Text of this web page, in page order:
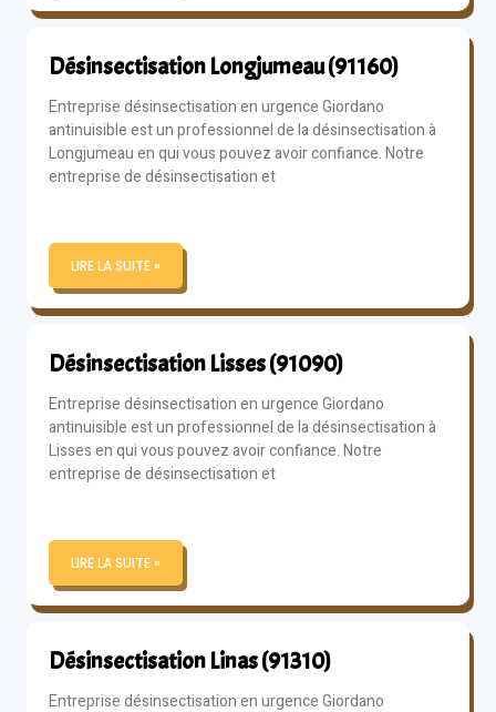
Désinsectisation Longjumeau (91160)
Entreprise désinsectisation en urgence Giordano
antinuisible est un professionnel de la désinsectisation à
Longjumeau en qui vous pouvez avoir confiance. Notre
entreprise de désinsectisation et
LIRE LA SUITE »
Désinsectisation Lisses (91090)
Entreprise désinsectisation en urgence Giordano
antinuisible est un professionnel de la désinsectisation à
Lisses en qui vous pouvez avoir confiance. Notre
entreprise de désinsectisation et
LIRE LA SUITE »
Désinsectisation Linas (91310)
Entreprise désinsectisation en urgence Giordano